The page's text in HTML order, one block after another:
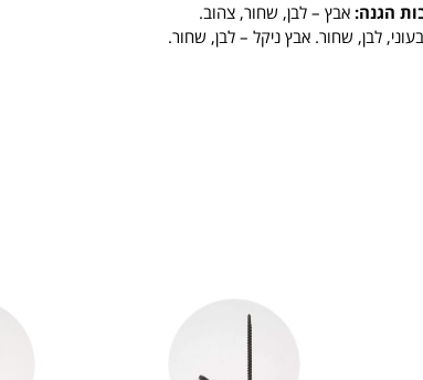
הגנה: אבץ – לבן, שחור, צהוב.
לבן, שחור. אבץ ניקל – לבן, שחור.